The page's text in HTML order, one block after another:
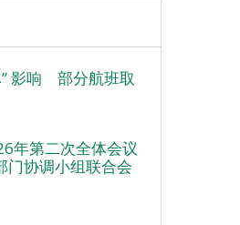
” 影响 部分航班取
年第二次全体会议
门协调小组联合会